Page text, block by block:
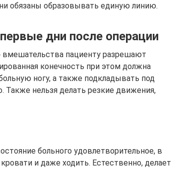
обязаны образовывать единую линию.
дни после операции
вмешательства пациенту разрешают
конечность при этом должна
ногу, а также подкладывать под
Также нельзя делать резкие движения,
больного удовлетворительное, в
и даже ходить. Естественно, делает